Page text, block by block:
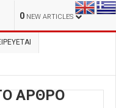
0 NEW ARTICLES
ΑΡΘΡΟ